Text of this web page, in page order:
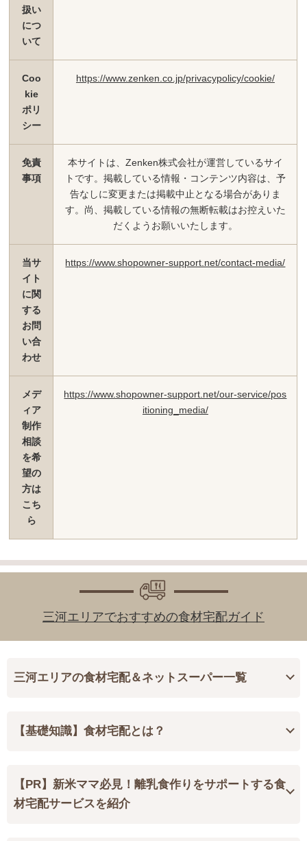
扱い
につ
いて
Coo
kie
ポリ
シー
https://www.zenken.co.jp/privacypolicy/cookie/
免責
事項
本サイトは、Zenken株式会社が運営しているサイ
トです。掲載している情報・コンテンツ内容は、予
告なしに変更または掲載中止となる場合がありま
す。尚、掲載している情報の無断転載はお控えいた
だくようお願いいたします。
当サ
イト
に関
する
お問
い合
わせ
https://www.shopowner-support.net/contact-media/
メデ
ィア
制作
相談
を希
望の
方は
こち
ら
https://www.shopowner-support.net/our-service/pos
itioning_media/
三河エリアでおすすめの食材宅配ガイド
三河エリアの食材宅配＆ネットスーパー一覧
【基礎知識】食材宅配とは？
【PR】新米ママ必見！離乳食作りをサポートする食
材宅配サービスを紹介